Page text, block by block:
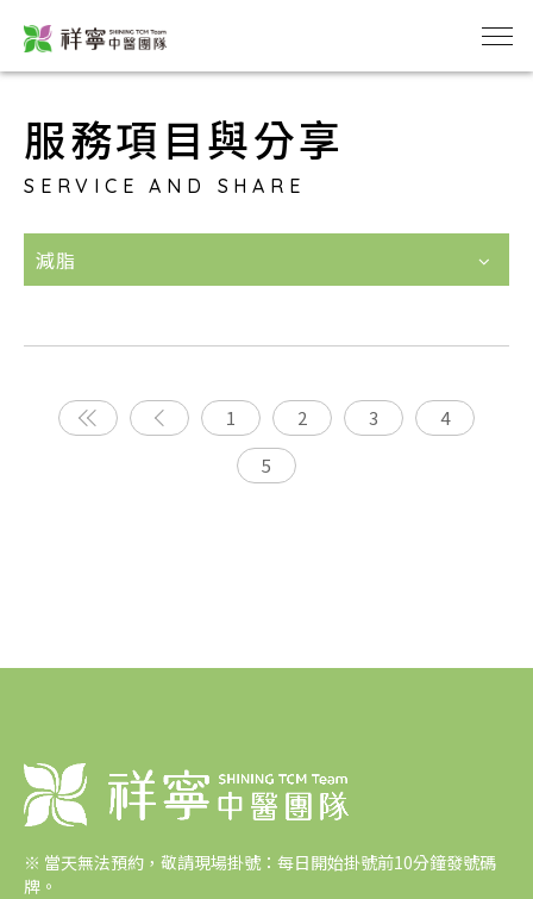
服務項目與分享
SERVICE AND SHARE
減脂
1 2 3
4
5
※ 當天無法預約，敬請現場掛號：每日開始掛號前10分鐘發號碼
牌。